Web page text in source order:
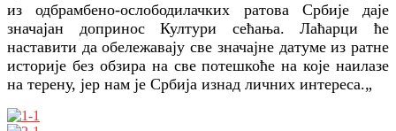
из одбрамбено-ослободилачких ратова Србије даје
значајан допринос Култури сећања. Лаћарци ће
наставити да обележавају све значајне датуме из ратне
историје без обзира на све потешкоће на које наилазе
на терену, јер нам је Србија изнад личних интереса.„